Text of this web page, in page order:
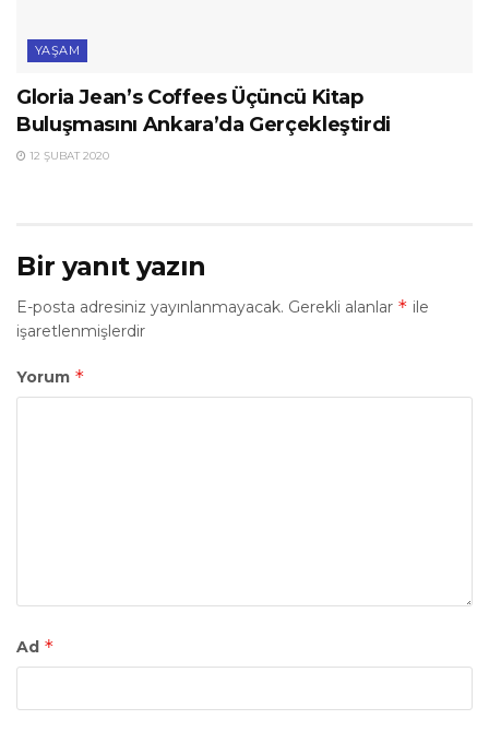
YAŞAM
Gloria Jean’s Coffees Üçüncü Kitap
Buluşmasını Ankara’da Gerçekleştirdi
12 ŞUBAT 2020
Bir yanıt yazın
E-posta adresiniz yayınlanmayacak. Gerekli alanlar * ile
işaretlenmişlerdir
Yorum *
Ad *